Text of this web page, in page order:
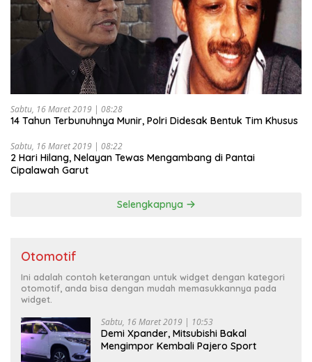
Sabtu, 16 Maret 2019 | 08:28
14 Tahun Terbunuhnya Munir, Polri Didesak Bentuk Tim Khusus
Sabtu, 16 Maret 2019 | 08:22
2 Hari Hilang, Nelayan Tewas Mengambang di Pantai
Cipalawah Garut
Selengkapnya
Otomotif
Ini adalah contoh keterangan untuk widget dengan kategori
otomotif, anda bisa dengan mudah memasukkannya pada
widget.
Sabtu, 16 Maret 2019 | 10:53
Demi Xpander, Mitsubishi Bakal
Mengimpor Kembali Pajero Sport